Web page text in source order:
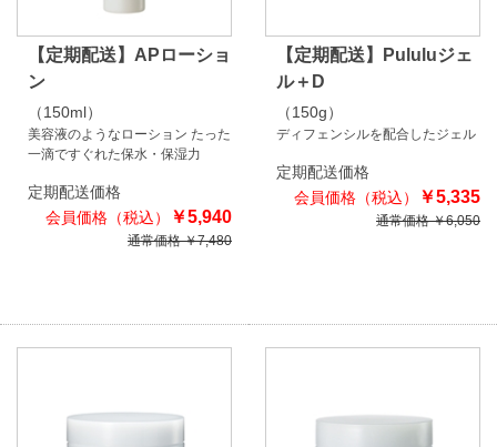
【定期配送】APローショ
ン
（150ml）
美容液のようなローション たった
一滴ですぐれた保水・保湿力
定期配送価格
￥5,940
通常価格 ￥7,480
【定期配送】Pululuジェ
ル＋D
（150g）
ディフェンシルを配合したジェル
定期配送価格
￥5,335
通常価格 ￥6,050